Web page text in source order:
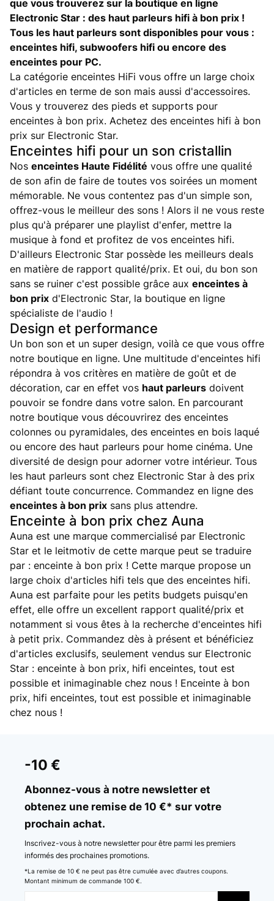
que vous trouverez sur la boutique en ligne
Electronic Star : des haut parleurs hifi à bon prix !
Tous les haut parleurs sont disponibles pour vous :
enceintes hifi, subwoofers hifi ou encore des
enceintes pour PC.
La catégorie enceintes HiFi vous offre un large choix
d'articles en terme de son mais aussi d'accessoires.
Vous y trouverez des pieds et supports pour
enceintes à bon prix. Achetez des enceintes hifi à bon
prix sur Electronic Star.
Enceintes hifi pour un son cristallin
Nos enceintes Haute Fidélité vous offre une qualité
de son afin de faire de toutes vos soirées un moment
mémorable. Ne vous contentez pas d'un simple son,
offrez-vous le meilleur des sons ! Alors il ne vous reste
plus qu'à préparer une playlist d'enfer, mettre la
musique à fond et profitez de vos enceintes hifi.
D'ailleurs Electronic Star possède les meilleurs deals
en matière de rapport qualité/prix. Et oui, du bon son
sans se ruiner c'est possible grâce aux enceintes à
bon prix d'Electronic Star, la boutique en ligne
spécialiste de l'audio !
Design et performance
Un bon son et un super design, voilà ce que vous offre
notre boutique en ligne. Une multitude d'enceintes hifi
répondra à vos critères en matière de goût et de
décoration, car en effet vos haut parleurs doivent
pouvoir se fondre dans votre salon. En parcourant
notre boutique vous découvrirez des enceintes
colonnes ou pyramidales, des enceintes en bois laqué
ou encore des haut parleurs pour home cinéma. Une
diversité de design pour adorner votre intérieur. Tous
les haut parleurs sont chez Electronic Star à des prix
défiant toute concurrence. Commandez en ligne des
enceintes à bon prix sans plus attendre.
Enceinte à bon prix chez Auna
Auna est une marque commercialisé par Electronic
Star et le leitmotiv de cette marque peut se traduire
par : enceinte à bon prix ! Cette marque propose un
large choix d'articles hifi tels que des enceintes hifi.
Auna est parfaite pour les petits budgets puisqu'en
effet, elle offre un excellent rapport qualité/prix et
notamment si vous êtes à la recherche d'enceintes hifi
à petit prix. Commandez dès à présent et bénéficiez
d'articles exclusifs, seulement vendus sur Electronic
Star : enceinte à bon prix, hifi enceintes, tout est
possible et inimaginable chez nous ! Enceinte à bon
prix, hifi enceintes, tout est possible et inimaginable
chez nous !
-10 €
Abonnez-vous à notre newsletter et
obtenez une remise de 10 €* sur votre
prochain achat.
Inscrivez-vous à notre newsletter pour être parmi les premiers
informés des prochaines promotions.
*La remise de 10 € ne peut pas être cumulée avec d’autres coupons.
Montant minimum de commande 100 €.